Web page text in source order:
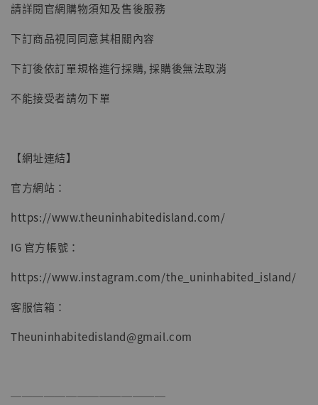
請詳閱官網購物須知及售後服務
下訂商品視同同意其相關內容
下訂後依訂單規格進行採購, 採購後無法取消
不能接受者請勿下單
【網址連結】
官方網站：
https://www.theuninhabitedisland.com/
IG 官方帳號：
https://www.instagram.com/the_uninhabited_island/
客服信箱：
Theuninhabitedisland@gmail.com
──────────────